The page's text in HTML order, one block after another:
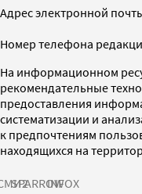
Адрес электронной
Номер телефона
На информационном
рекомендательные
предоставления
систематизации и
к предпочтениям
находящихся на
SPARROWINFOX